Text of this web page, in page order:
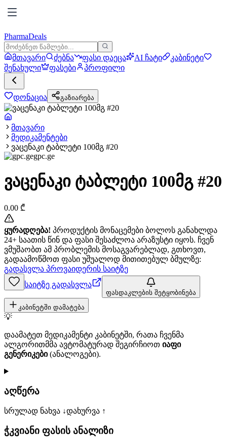
PharmaDeals
მთავარი ძებნა ფასი დაეცა AI ჩატი
კაბინეტი
შენახული
ფასები პროფილი
დონაცია გაზიარება
მთავარი
მედიკამენტები
ვაცენაკი ტაბლეტი 100მგ #20
gpc.ge
ვაცენაკი ტაბლეტი 100მგ #20
0.00 ₾
ყურადღება! პროდუქტის მონაცემები ბოლოს განახლდა
24+ საათის წინ და ფასი შესაძლოა არაზუსტი იყოს. ჩვენ
ვმუშაობთ ამ პრობლემის მოსაგვარებლად, გთხოვთ,
გადაამოწმოთ ფასი უშუალოდ მითითებულ ბმულზე:
გადასვლა პროვაიდერის საიტზე
საიტზე გადასვლა
ფასდაკლების შეტყობინება
კაბინეტში დამატება
💡
დაამატეთ მედიკამენტი კაბინეტში, რათა ჩვენმა
ალგორითმმა ავტომატურად შეგირჩიოთ იაფი
გენერიკები(ანალოგები).
აღწერა
სრულად ნახვა ↓დახურვა ↑
ჭკვიანი ფასის ანალიზი